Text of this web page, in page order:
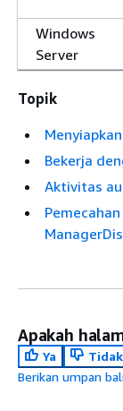
Windows
Server
Topik
Bekerja
Aktivitas
Apakah
Ya
Tidak
Berikan umpan